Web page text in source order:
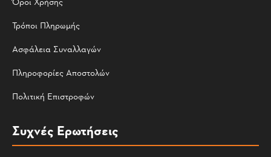
Τρόποι Πληρωμής
Ασφάλεια Συναλλαγών
Πληροφορίες Αποστολών
Πολιτική Επιστροφών
Συχνές Ερωτήσεις